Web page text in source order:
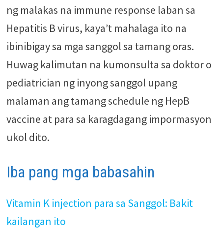
ng malakas na immune response laban sa
Hepatitis B virus, kaya’t mahalaga ito na
ibinibigay sa mga sanggol sa tamang oras.
Huwag kalimutan na kumonsulta sa doktor o
pediatrician ng inyong sanggol upang
malaman ang tamang schedule ng HepB
vaccine at para sa karagdagang impormasyon
ukol dito.
Iba pang mga babasahin
Vitamin K injection para sa Sanggol: Bakit
kailangan ito